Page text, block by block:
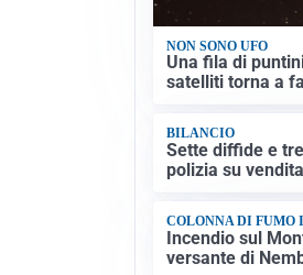
NON SONO UFO
Una fila di
satelliti torna a
BILANCIO
Sette diffide e
polizia su
COLONNA DI FUMO
Incendio sul
versante di